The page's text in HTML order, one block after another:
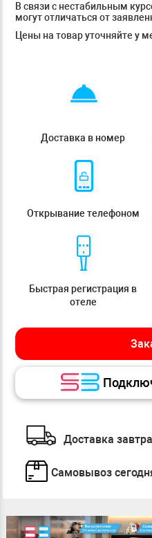
В связи с нестабильным
могут отличаться от
Цены на товар уточняйте у
Доставка в номер
Открывание телефоном
Быстрая регистрация в
отеле
Доставка
Самовывоз